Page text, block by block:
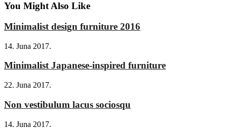
You Might Also Like
Minimalist design furniture 2016
14. Juna 2017.
Minimalist Japanese-inspired furniture
22. Juna 2017.
Non vestibulum lacus sociosqu
14. Juna 2017.